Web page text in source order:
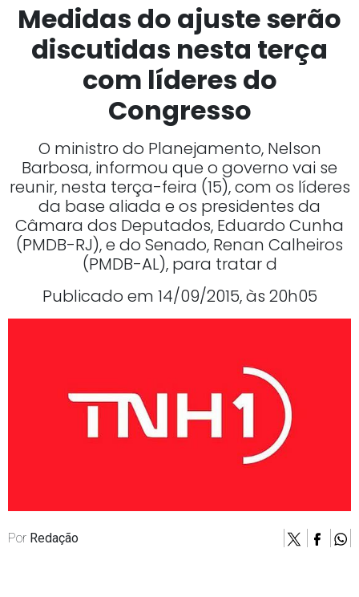
Medidas do ajuste serão
discutidas nesta terça
com líderes do
Congresso
O ministro do Planejamento, Nelson
Barbosa, informou que o governo vai se
reunir, nesta terça-feira (15), com os líderes
da base aliada e os presidentes da
Câmara dos Deputados, Eduardo Cunha
(PMDB-RJ), e do Senado, Renan Calheiros
(PMDB-AL), para tratar d
Publicado em 14/09/2015, às 20h05
Por Redação